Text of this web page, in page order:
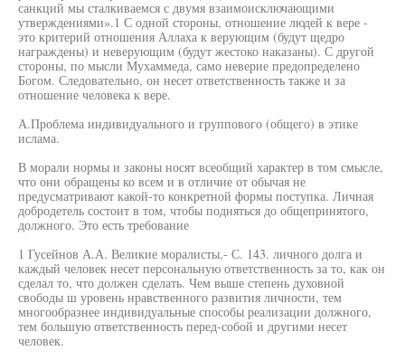
санкций мы сталкиваемся с двумя взаимоисключающими
утверждениями».1 С одной стороны, отношение людей к вере -
это критерий отношения Аллаха к верующим (будут щедро
награждены) и неверующим (будут жестоко наказаны). С другой
стороны, по мысли Мухаммеда, само неверие предопределено
Богом. Следовательно, он несет ответственность также и за
отношение человека к вере.
А.Проблема индивидуального и группового (общего) в этике
ислама.
В морали нормы и законы носят всеобщий характер в том смысле,
что они обращены ко всем и в отличие от обычая не
предусматривают какой-то конкретной формы поступка. Личная
добродетель состоит в том, чтобы подняться до общепринятого,
должного. Это есть требование
1 Гусейнов А.А. Великие моралисты,- С. 143. личного долга и
каждый человек несет персональную ответственность за то, как он
сделал то, что должен сделать. Чем выше степень духовной
свободы ш уровень нравственного развития личности, тем
многообразнее индивидуальные способы реализации должного,
тем большую ответственность перед-собой и другими несет
человек.